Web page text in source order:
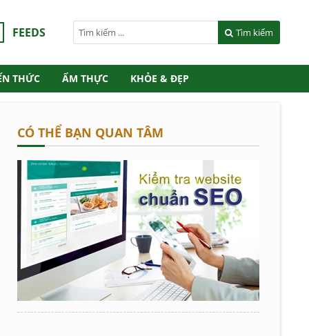
FEEDS Tìm kiếm
THỨC ẨM THỰC KHỎE & ĐẸP
CÓ THỂ BẠN QUAN TÂM